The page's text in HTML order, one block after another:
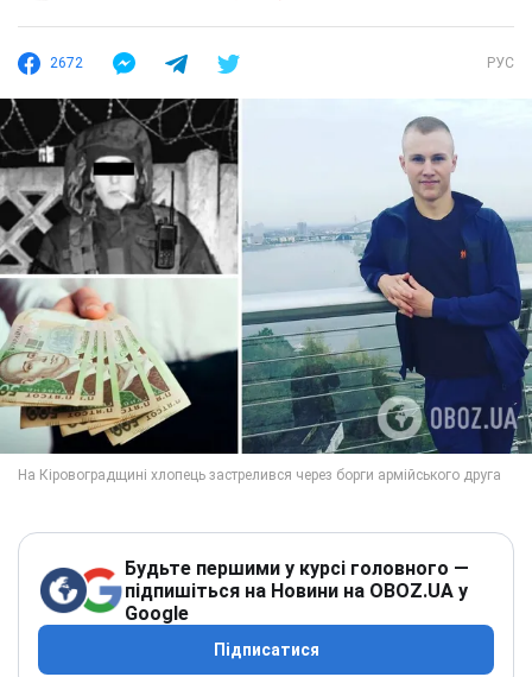
2672 РУС
Будьте першими у курсі головного —
підпишіться на Новини на OBOZ.UA у
Google
Підписатися